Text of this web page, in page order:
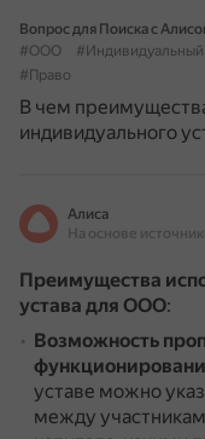
Вопрос для Поиска с
#ООО
#Право
В чем
индивидуального
Алиса
Преимущества
устава для ООО:
Возможность
уставе можно
между